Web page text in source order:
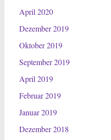
April 2020
Dezember 2019
Oktober 2019
September 2019
April 2019
Februar 2019
Januar 2019
Dezember 2018